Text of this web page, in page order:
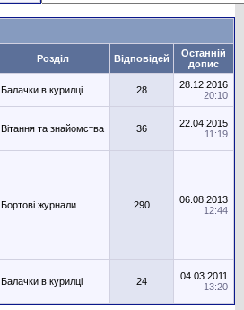
Розділ Відповідей
Останній
допис
Балачки в курилці 28
28.12.2016
20:10
Вітання та знайомства 36
22.04.2015
11:19
Бортові журнали 290
06.08.2013
12:44
Балачки в курилці 24
04.03.2011
13:20